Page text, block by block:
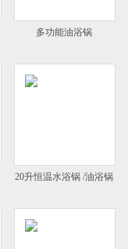
多功能油浴锅
20升恒温水浴锅 /油浴锅